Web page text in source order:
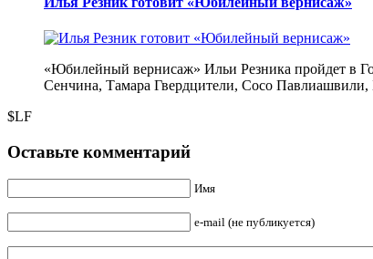
«Юбилейный вернисаж» Ильи Резника пройдет в
Сенчина, Тамара Гвердцители, Сосо Павлиашвили,
$LF
Оставьте комментарий
Имя
e-mail (не публикуется)